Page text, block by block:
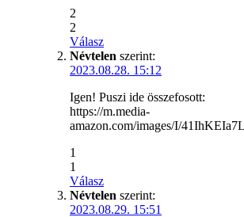
2
2
Válasz
Névtelen szerint:
2023.08.28. 15:12
Igen! Puszi ide összefosott:
https://m.media-
amazon.com/images/I/
1
1
Válasz
Névtelen szerint:
2023.08.29. 15:51